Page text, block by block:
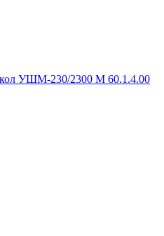
УШМ-230/2300 М 60.1.4.00